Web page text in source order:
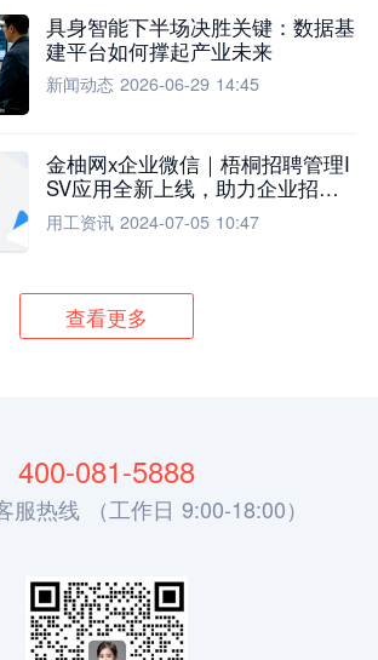
具身智能下半场决胜关键：数据基
建平台如何撑起产业未来
新闻动态 2026-06-29 14:45
金柚网x企业微信｜梧桐招聘管理I
SV应用全新上线，助力企业招聘
流程全面升级
用工资讯 2024-07-05 10:47
查看更多
400-081-5888
服热线 （工作日 9:00-18:00）